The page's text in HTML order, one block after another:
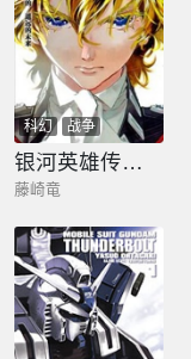
科幻 战争
银河英雄传说新连载
藤崎竜